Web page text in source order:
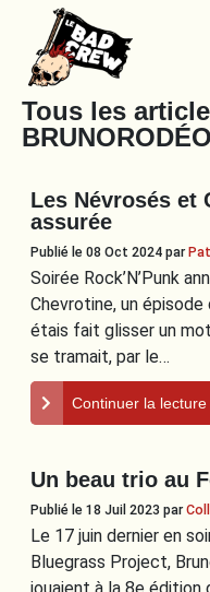
Le
Bad
Crew
Tous les
BRUNORODÉO
Les Névrosés et
assurée
Publié le 08 Oct 2024 par
Soirée Rock’N’Punk
Chevrotine, un épisode
étais fait glisser un
se tramait, par le…
Continuer la lecture
Un beau trio au
Publié le 18 Juil 2023 par
Le 17 juin dernier en
Bluegrass Project,